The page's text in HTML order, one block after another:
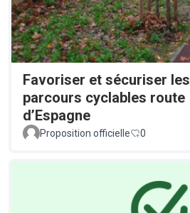
Favoriser et sécuriser les
parcours cyclables route
d’Espagne
Proposition officielle 0